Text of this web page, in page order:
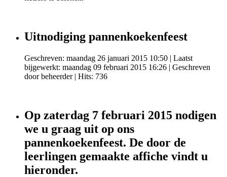
Uitnodiging pannenkoekenfeest
Geschreven: maandag 26 januari 2015 10:50 | Laatst
bijgewerkt: maandag 09 februari 2015 16:26 | Geschreven
door beheerder| Hits: 736
Op zaterdag 7 februari 2015 nodigen
we u graag uit op ons
pannenkoekenfeest. De door de
leerlingen gemaakte affiche vindt u
hieronder.